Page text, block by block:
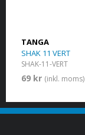
TANGA
SHAK 11 VERT
SHAK-11-VERT
69 kr (inkl. moms)